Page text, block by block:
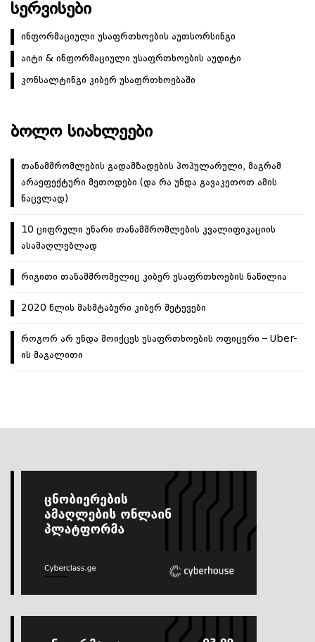
ᲡᲔᲠᲕᲘᲡᲔᲑᲘ
ინფორმაციული უსაფრთხოების აუთსორსინგი
აიტი & ინფორმაციული უსაფრთხოების აუდიტი
კონსალტინგი კიბერ უსაფრთხოებაში
ᲑᲝᲚᲝ ᲡᲘᲐᲮᲚᲔᲔᲑᲘ
თანამშრომლების გადამზადების პოპულარული, მაგრამ
არაეფექტური მეთოდები (და რა უნდა გავაკეთოთ ამის
ნაცვლად)
10 ციფრული უნარი თანამშრომლების კვალიფიკაციის
ასამაღლებლად
რიგითი თანამშრომელიც კიბერ უსაფრთხოების ნაწილია
2020 წლის მასშტაბური კიბერ შეტევები
როგორ არ უნდა მოიქცეს უსაფრთხოების ოფიცერი – Uber-
ის მაგალითი